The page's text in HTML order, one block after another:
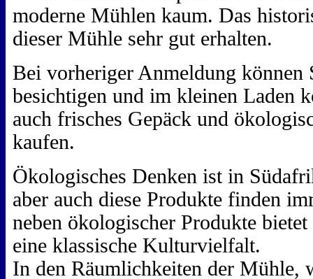
moderne Mühlen kaum. Das
dieser Mühle sehr gut erhalten.
Bei vorheriger Anmeldung können
besichtigen und im kleinen Laden
auch frisches Gepäck und
kaufen.
Ökologisches Denken ist in
aber auch diese Produkte finden
neben ökologischer Produkte
eine klassische Kulturvielfalt.
In den Räumlichkeiten der Mühle,